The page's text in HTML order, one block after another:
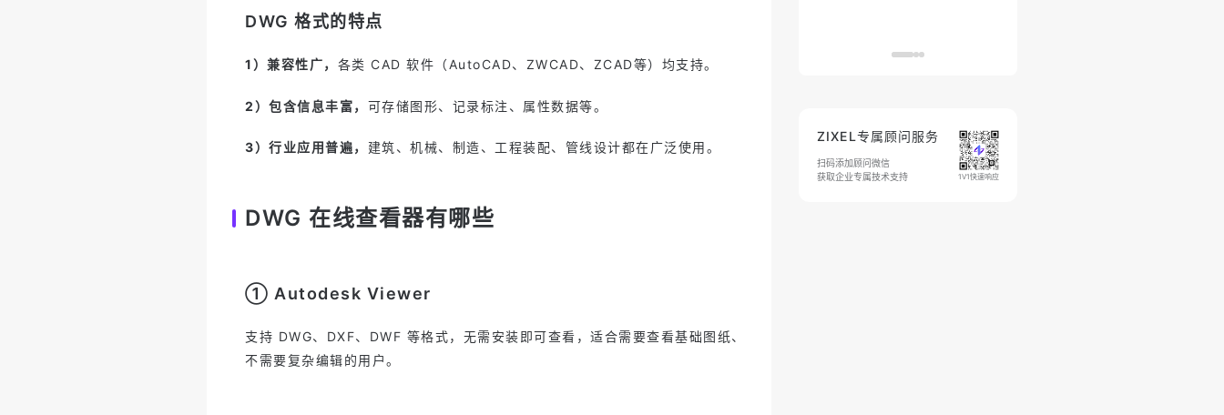
DWG 格式的特点
1）兼容性广， 各类 CAD 软件（AutoCAD、ZWCAD、ZCAD等）均支持。
2）包含信息丰富， 可存储图形、记录标注、属性数据等。
3）行业应用普遍， 建筑、机械、制造、工程装配、管线设计都在广泛使用。
DWG 在线查看器有哪些
① Autodesk Viewer
支持 DWG、DXF、DWF 等格式，无需安装即可查看，适合需要查看基础图纸、
不需要复杂编辑的用户。
ZIXEL专属顾问服务
扫码添加顾问微信
获取企业专属技术支持
1V1快速响应